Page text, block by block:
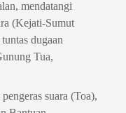
mendatangi
(Kejati-Sumut
dugaan
Tua,
suara (Toa),